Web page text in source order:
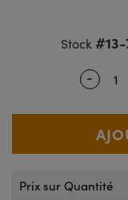
ou Coupleurs
de Poche ou à
: Microscopie
Stock
-
Prix sur Quantité